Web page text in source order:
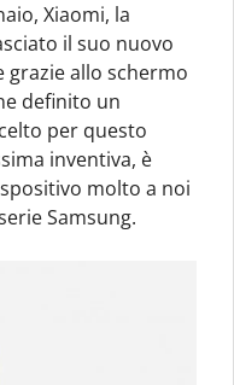
Xiaomi, la
il suo nuovo
grazie allo schermo
definito un
per questo
inventiva, è
molto a noi
Samsung.